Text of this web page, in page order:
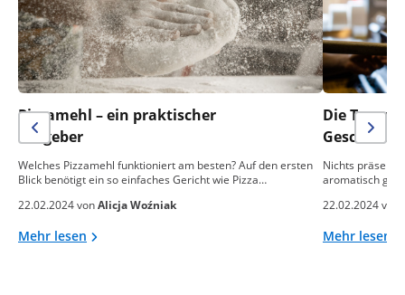
Pizzamehl – ein praktischer
Ratgeber
Welches Pizzamehl funktioniert am besten? Auf den ersten
Blick benötigt ein so einfaches Gericht wie Pizza…
22.02.2024 vonAlicja Woźniak
Mehr lesen
Die
Nichts
aromatisch
22.02.2024 von
Mehr lesen